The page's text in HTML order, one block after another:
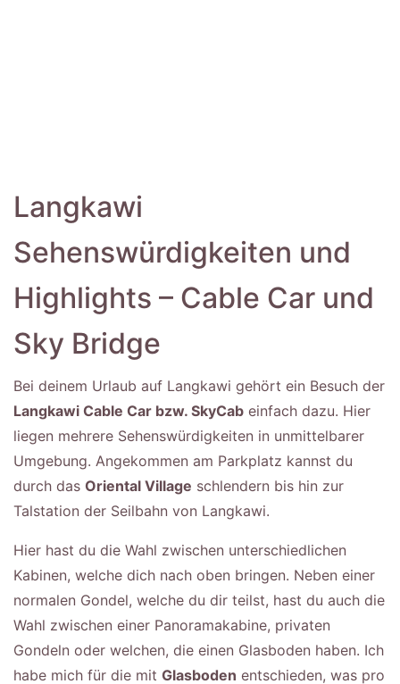
Langkawi
Sehenswürdigkeiten und
Highlights – Cable Car und
Sky Bridge
Bei deinem Urlaub auf Langkawi gehört ein Besuch der
Langkawi Cable Car bzw. SkyCab einfach dazu. Hier
liegen mehrere Sehenswürdigkeiten in unmittelbarer
Umgebung. Angekommen am Parkplatz kannst du
durch das Oriental Village schlendern bis hin zur
Talstation der Seilbahn von Langkawi.
Hier hast du die Wahl zwischen unterschiedlichen
Kabinen, welche dich nach oben bringen. Neben einer
normalen Gondel, welche du dir teilst, hast du auch die
Wahl zwischen einer Panoramakabine, privaten
Gondeln oder welchen, die einen Glasboden haben. Ich
habe mich für die mit Glasboden entschieden, was pro